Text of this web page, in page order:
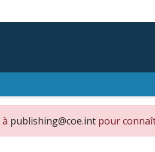
publishing@coe.int pour